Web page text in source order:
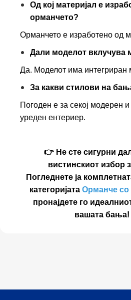
Од кој материјал е
орманчето?
Орманчето е изработено од
Дали моделот вклучува
Да. Моделот има интегриран
За какви стилови на
Погоден е за секој модерен
уреден ентериер.
👉 Не сте сигурни
вистинскиот избор
Погледнете ја
категоријата Орманче со
пронајдете го
вашата бања!